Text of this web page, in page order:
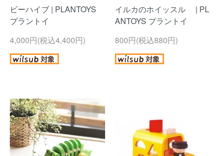
ビーハイブ | PLANTOYS
プラントイ
4,000円(税込4,400円)
イルカのホイッスル | PL
ANTOYS プラントイ
800円(税込880円)